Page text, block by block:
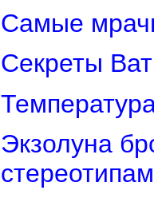
Самые
Секреты
Экзолуна
стереотипам